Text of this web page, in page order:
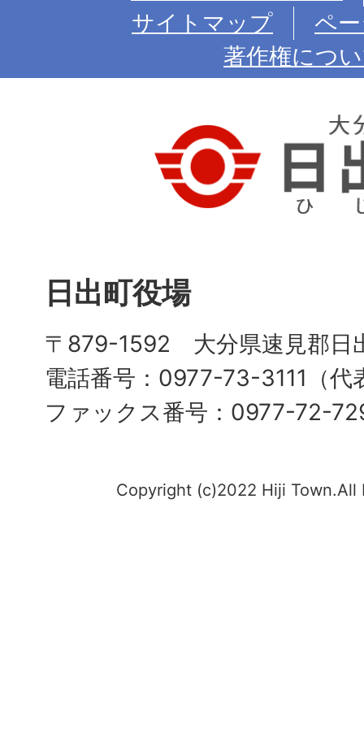
サイトマップ
ペ
著作権につ
日出町役場
〒879-1592 大分県速見郡日
電話番号：0977-73-3111（代
ファックス番号：0977-72-
Copyright (c)2022 Hiji Town.All